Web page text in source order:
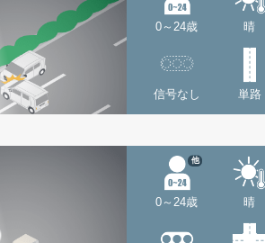
0～24歳 晴
信号なし 単路
0～24歳
他
晴